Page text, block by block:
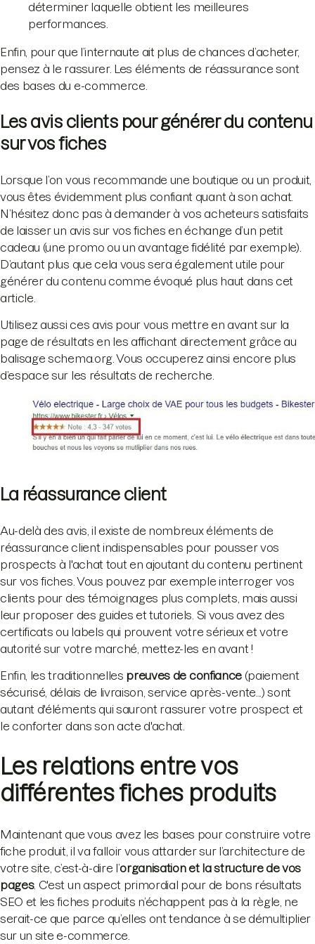
déterminer laquelle obtient les meilleures
performances.
Enfin, pour que l’internaute ait plus de chances d’acheter,
pensez à le rassurer. Les éléments de réassurance sont
des bases du e-commerce.
Les avis clients pour générer du contenu
sur vos fiches
Lorsque l’on vous recommande une boutique ou un produit,
vous êtes évidemment plus confiant quant à son achat.
N’hésitez donc pas à demander à vos acheteurs satisfaits
de laisser un avis sur vos fiches en échange d’un petit
cadeau (une promo ou un avantage fidélité par exemple).
D’autant plus que cela vous sera également utile pour
générer du contenu comme évoqué plus haut dans cet
article.
Utilisez aussi ces avis pour vous mettre en avant sur la
page de résultats en les affichant directement grâce au
balisage schema.org. Vous occuperez ainsi encore plus
d’espace sur les résultats de recherche.
La réassurance client
Au-delà des avis, il existe de nombreux éléments de
réassurance client indispensables pour pousser vos
prospects à l'achat tout en ajoutant du contenu pertinent
sur vos fiches. Vous pouvez par exemple interroger vos
clients pour des témoignages plus complets, mais aussi
leur proposer des guides et tutoriels. Si vous avez des
certificats ou labels qui prouvent votre sérieux et votre
autorité sur votre marché, mettez-les en avant !
Enfin, les traditionnelles preuves de confiance (paiement
sécurisé, délais de livraison, service après-vente...) sont
autant d'éléments qui sauront rassurer votre prospect et
le conforter dans son acte d'achat.
Les relations entre vos
différentes fiches produits
Maintenant que vous avez les bases pour construire votre
fiche produit, il va falloir vous attarder sur l’architecture de
votre site, c’est-à-dire l’organisation et la structure de vos
pages. C'est un aspect primordial pour de bons résultats
SEO et les fiches produits n’échappent pas à la règle, ne
serait-ce que parce qu’elles ont tendance à se démultiplier
sur un site e-commerce.